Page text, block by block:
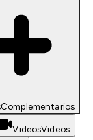
Complementarios
VideosVideos